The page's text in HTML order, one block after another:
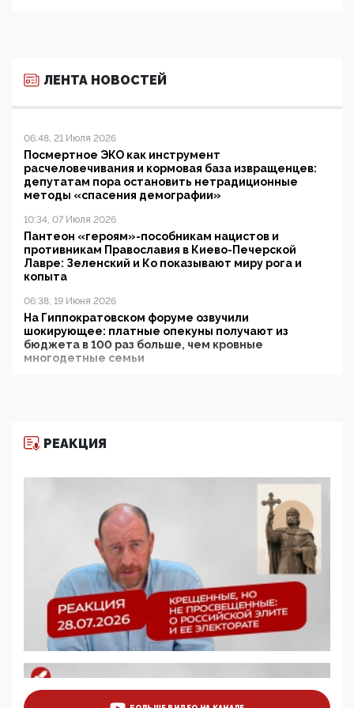
ЛЕНТА НОВОСТЕЙ
06:48, 21 Июля 2026
Посмертное ЭКО как инструмент
расчеловечивания и кормовая база извращенцев:
депутатам пора остановить нетрадиционные
методы «спасения демографии»
10:34, 07 Июля 2026
Пантеон «героям»-пособникам нацистов и
противникам Православия в Киево-Печерской
Лавре: Зеленский и Ко показывают миру рога и
копыта
06:38, 19 Июня 2026
На Гиппократовском форуме озвучили
шокирующее: платные опекуны получают из
бюджета в 100 раз больше, чем кровные
многодетные семьи
11:53, 09 Июня 2026
деятельность ИИТО ЮНЕСКО в России, но
цифроглобалисты продолжают определять
повестку в образовании
09:43, 01 Июня 2026
5G за счет здоровья граждан: Минцифры намерено
отобрать у регионов и муниципалитетов право
защищать жилые дома и социальные объекты от
05:58, 26 Мая 2026
Роскомнадзор освободили от борца с
деструктивным и опасным контентом
07:39, 25 Мая 2026
ценностей: «Новые люди» поднимают электорат
РЕАКЦИЯ